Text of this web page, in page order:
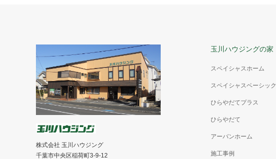
玉川ハウジングの家
スペイシャスホーム
スペイシャスベーシック
ひらやだてプラス
ひらやだて
アーバンホーム
施工事例
株式会社 玉川ハウジング
千葉市中央区稲荷町3-9-12